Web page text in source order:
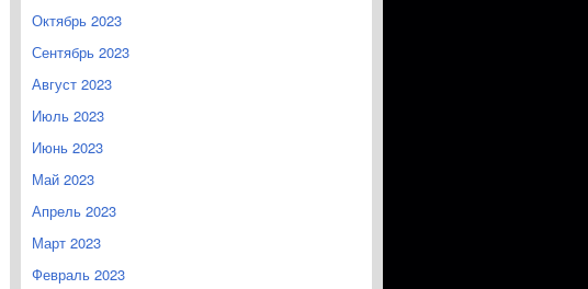
Октябрь 2023
Сентябрь 2023
Август 2023
Июль 2023
Июнь 2023
Май 2023
Апрель 2023
Март 2023
Февраль 2023